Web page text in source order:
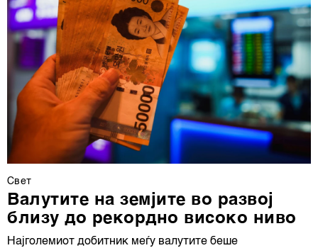
Свет
Валутите на земјите во развој
близу до рекордно високо ниво
Најголемиот добитник меѓу валутите беше